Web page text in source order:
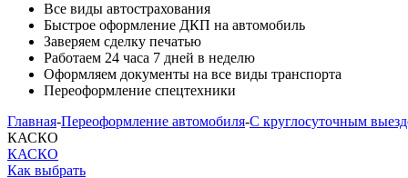
Все виды автострахования
Быстрое оформление ДКП на автомобиль
Заверяем сделку печатью
Работаем 24 часа 7 дней в неделю
Оформляем документы на все виды транспорта
Переоформление спецтехники
Главная-Переоформление автомобиля-С круглосуточным
КАСКО
КАСКО
Как выбрать